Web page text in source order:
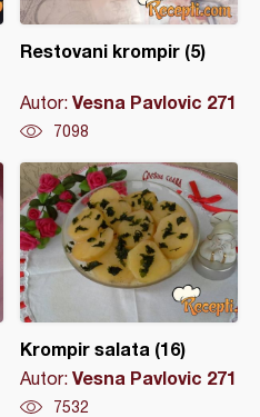
Restovani krompir (5)
Autor: Vesna Pavlovic 271
7098
Krompir salata (16)
Autor: Vesna Pavlovic 271
7532